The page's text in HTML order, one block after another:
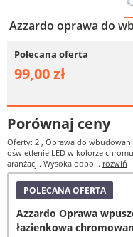
Azzardo oprawa do
Polecana oferta
99,00 zł
Porównaj ceny
Oferty: 2 , Oprawa do
oświetlenie LED w kolorze
aranżacji. Wysoka odpo... rozwiń
POLECANA OFERTA
Azzardo Oprawa
łazienkowa